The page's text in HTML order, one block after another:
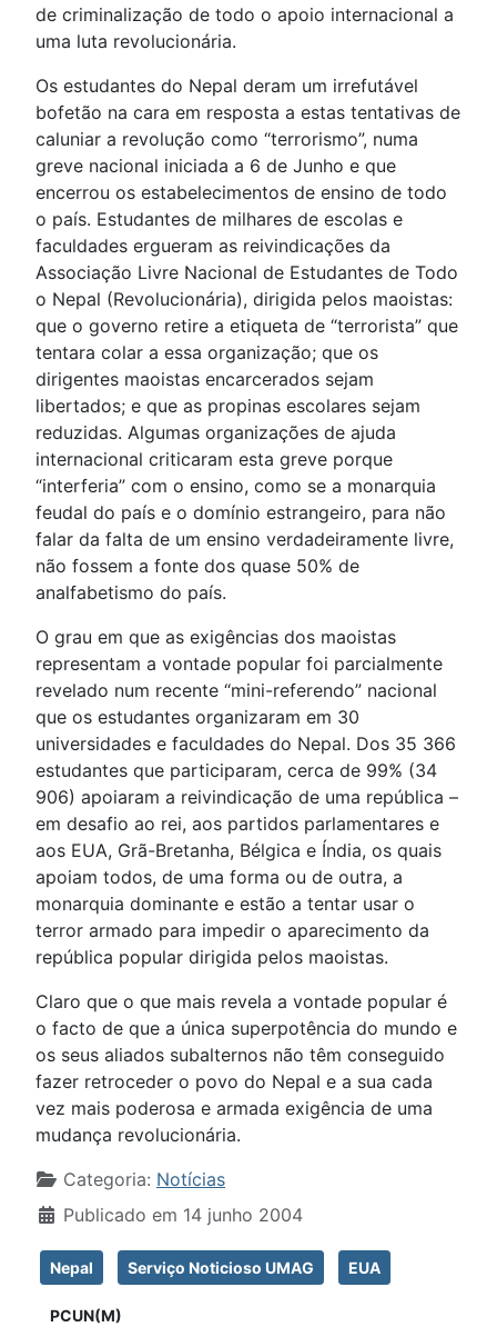
de criminalização de todo o apoio internacional a
uma luta revolucionária.
Os estudantes do Nepal deram um irrefutável
bofetão na cara em resposta a estas tentativas de
caluniar a revolução como “terrorismo”, numa
greve nacional iniciada a 6 de Junho e que
encerrou os estabelecimentos de ensino de todo
o país. Estudantes de milhares de escolas e
faculdades ergueram as reivindicações da
Associação Livre Nacional de Estudantes de Todo
o Nepal (Revolucionária), dirigida pelos maoistas:
que o governo retire a etiqueta de “terrorista” que
tentara colar a essa organização; que os
dirigentes maoistas encarcerados sejam
libertados; e que as propinas escolares sejam
reduzidas. Algumas organizações de ajuda
internacional criticaram esta greve porque
“interferia” com o ensino, como se a monarquia
feudal do país e o domínio estrangeiro, para não
falar da falta de um ensino verdadeiramente livre,
não fossem a fonte dos quase 50% de
analfabetismo do país.
O grau em que as exigências dos maoistas
representam a vontade popular foi parcialmente
revelado num recente “mini-referendo” nacional
que os estudantes organizaram em 30
universidades e faculdades do Nepal. Dos 35 366
estudantes que participaram, cerca de 99% (34
906) apoiaram a reivindicação de uma república –
em desafio ao rei, aos partidos parlamentares e
aos EUA, Grã-Bretanha, Bélgica e Índia, os quais
apoiam todos, de uma forma ou de outra, a
monarquia dominante e estão a tentar usar o
terror armado para impedir o aparecimento da
república popular dirigida pelos maoistas.
Claro que o que mais revela a vontade popular é
o facto de que a única superpotência do mundo e
os seus aliados subalternos não têm conseguido
fazer retroceder o povo do Nepal e a sua cada
vez mais poderosa e armada exigência de uma
mudança revolucionária.
Detalhes
Categoria: Notícias
Publicado em 14 junho 2004
Nepal Serviço Noticioso UMAG EUA
PCUN(M)